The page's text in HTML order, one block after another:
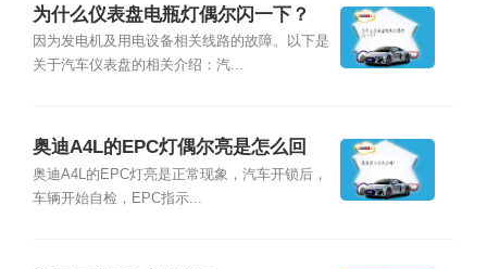
为什么仪表盘电瓶灯偶尔闪一下？
因为发电机及用电设备相关线路的故障。以下是
关于汽车仪表盘的相关介绍：汽...
奥迪A4L的EPC灯偶尔亮是怎么回
事？
奥迪A4L的EPC灯亮是正常现象，汽车开锁后，
车辆开始自检，EPC指示...